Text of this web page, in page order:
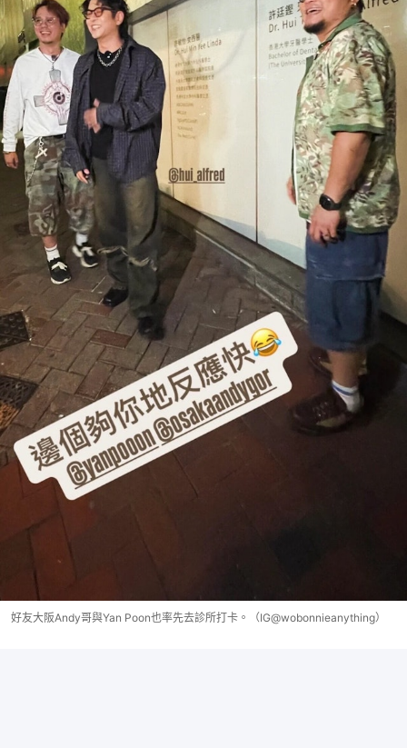
好友大阪Andy哥與Yan Poon也率先去診所打卡。（IG@wobonnieanything）